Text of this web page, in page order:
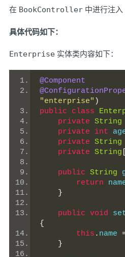
在 BookController 中进行注入
具体代码如下：
Enterprise 实体类内容如下：
@Component
"enterprise" )
public
class
private String
private
int
private String
private String
public String
return
}
public void
{
this . name
}